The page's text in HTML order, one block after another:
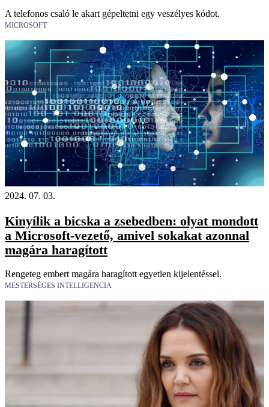
A telefonos csaló le akart gépeltetni egy veszélyes kódot.
MICROSOFT
2024. 07. 03.
Kinyílik a bicska a zsebedben: olyat mondott
a Microsoft-vezető, amivel sokakat azonnal
magára haragított
Rengeteg embert magára haragított egyetlen kijelentéssel.
MESTERSÉGES INTELLIGENCIA